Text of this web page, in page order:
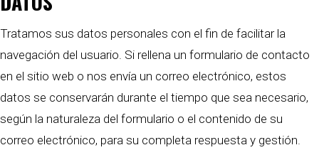
Tratamos sus datos personales con el fin de facilitar la
navegación del usuario. Si rellena un formulario de contacto
en el sitio web o nos envía un correo electrónico, estos
datos se conservarán durante el tiempo que sea necesario,
según la naturaleza del formulario o el contenido de su
correo electrónico, para su completa respuesta y gestión.